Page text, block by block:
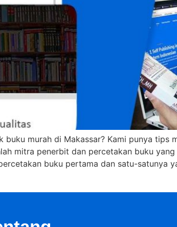
murah di Makassar? Kami punya tips
mitra penerbit dan percetakan buku
buku pertama dan satu-satunya